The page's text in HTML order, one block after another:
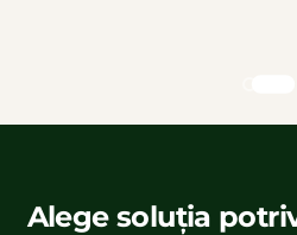
Alege soluția